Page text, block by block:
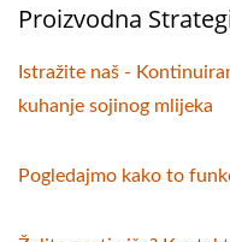
Proizvodna
Istražite naš -
kuhanje sojinog mlijeka
Pogledajmo kako to